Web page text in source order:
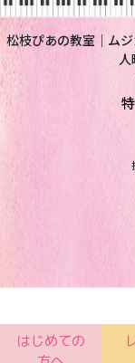
松枝ぴあの教室｜ム
人
はじめての